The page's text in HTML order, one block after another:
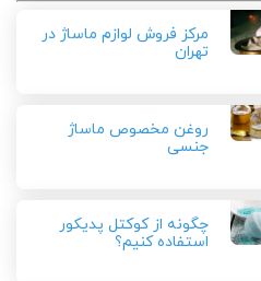
مرکز فروش لوازم ماساژ در
تهران
روغن مخصوص ماساژ
جنسی
چگونه از کوکتل پدیکور
استفاده کنیم؟